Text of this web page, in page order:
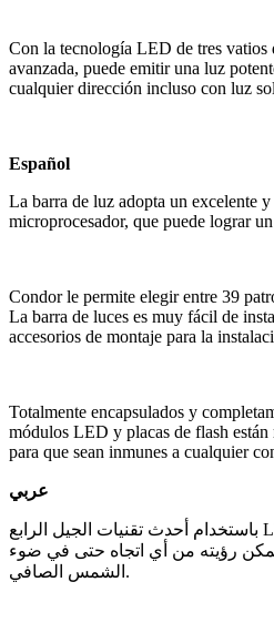
Con la tecnología LED de tres vatios
avanzada, puede emitir una luz
cualquier dirección incluso con luz
Español
La barra de luz adopta un excelente
microprocesador, que puede lograr
Condor le permite elegir entre 39
La barra de luces es muy fácil de
accesorios de montaje para la
Totalmente encapsulados y
módulos LED y placas de flash
para que sean inmunes a cualquier
عربي
باستخدام أحدث تقنيات الجيل الرابع LED بثلاثة واط ، يمكن أن
رؤيته من أي اتجاه حتى في ضوء
الشمس الصافي.